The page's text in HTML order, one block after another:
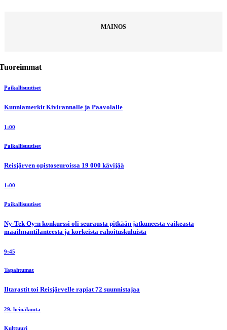
MAINOS
Paikallisuutiset
Kunniamerkit Kivirannalle ja Paavolalle
1:00
Paikallisuutiset
Reisjärven opistoseuroissa 19 000 kävijää
1:00
Paikallisuutiset
Ny-Tek Oy:n konkurssi oli seurausta pitkään jatkuneesta vaikeasta
maailmantilanteesta ja korkeista rahoituskuluista
9:45
Tapahtumat
Iltarastit toi Reisjärvelle rapiat 72 suunnistajaa
29. heinäkuuta
Kulttuuri